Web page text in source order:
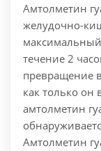
Амтолметин
желудочно-
течение 2
превращение
как только он
амтолметин
Амтолметин